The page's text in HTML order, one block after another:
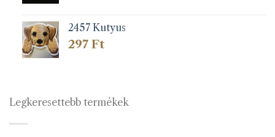
2457 Kutyus
297 Ft
Legkeresettebb termékek